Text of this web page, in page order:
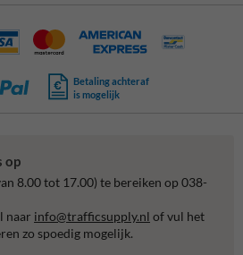
Betaling achteraf
is mogelijk
op
8.00 tot 17.00) te bereiken op 038-
naar info@trafficsupply.nl of vul het
zo spoedig mogelijk.